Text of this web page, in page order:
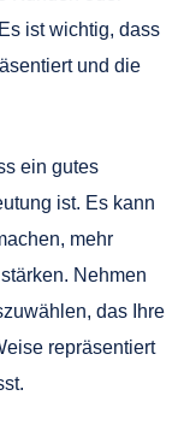
ist wichtig, dass
und die
ein gutes
ist. Es kann
mehr
Nehmen
das Ihre
repräsentiert